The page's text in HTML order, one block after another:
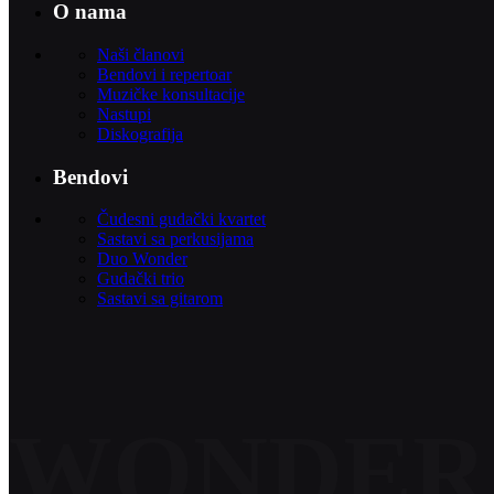
O nama
Naši članovi
Bendovi i repertoar
Muzičke konsultacije
Nastupi
Diskografija
Bendovi
Čudesni gudački kvartet
Sastavi sa perkusijama
Duo Wonder
Gudački trio
Sastavi sa gitarom